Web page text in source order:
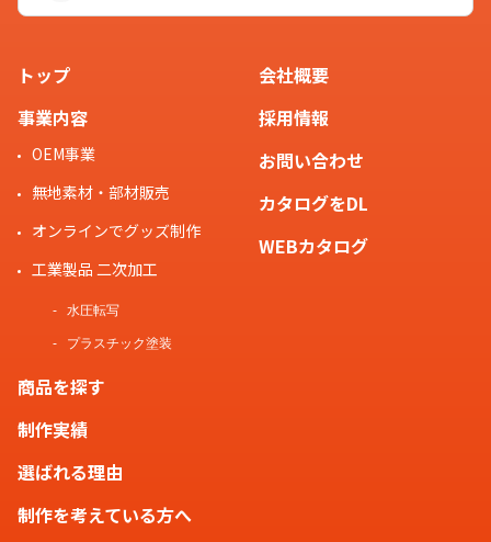
スタッフ
他にもご不明な点などがございまし
たら、お気軽に「 お問い合わせ
りご連絡くださいませ。
トップ
事業内容
OEM事業
無地素材・部材販売
オンラインでグッズ制作
工業製品 二次加工
水圧転写
プラスチック塗装
商品を探す
制作実績
選ばれる理由
制作を考えている方へ
会社概要
採用情報
お問い合わせ
カタログをDL
WEBカタログ